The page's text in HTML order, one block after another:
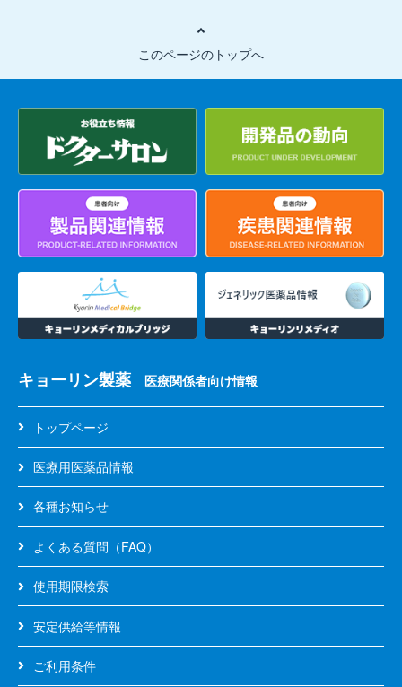
ジ
ム
膀
胱
注
入
GeneSoC
2
N2
検
出
キ
ト
GeneSoC
百
日
咳
菌
検
出
このページのトップへ
キョーリン製薬 医療関係者向け情報
トップページ
医療用医薬品情報
各種お知らせ
よくある質問（FAQ）
使用期限検索
安定供給等情報
ご利用条件